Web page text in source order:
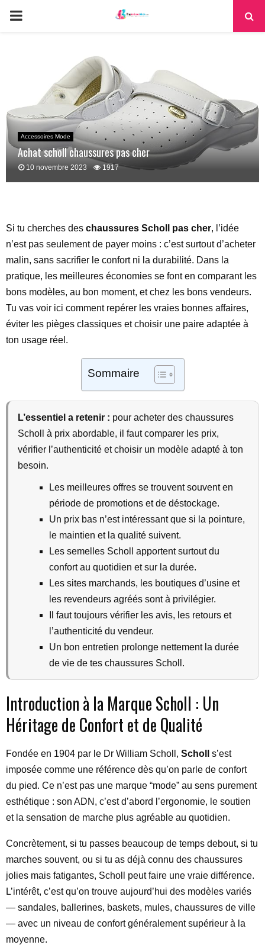
PRIMARY
Accessoires Mode
Achat scholl chaussures pas cher
10 novembre 2023 1917
Si tu cherches des chaussures Scholl pas cher, l’idée
n’est pas seulement de payer moins : c’est surtout d’acheter
malin, sans sacrifier le confort ni la durabilité. Dans la
pratique, les meilleures économies se font en comparant les
bons modèles, au bon moment, et chez les bons vendeurs.
Tu vas voir ici comment repérer les vraies bonnes affaires,
éviter les pièges classiques et choisir une paire adaptée à
ton usage réel.
Sommaire
L’essentiel a retenir : pour acheter des chaussures
Scholl à prix abordable, il faut comparer les prix,
vérifier l’authenticité et choisir un modèle adapté à ton
besoin.
Les meilleures offres se trouvent souvent en
période de promotions et de déstockage.
Un prix bas n’est intéressant que si la pointure,
le maintien et la qualité suivent.
Les semelles Scholl apportent surtout du
confort au quotidien et sur la durée.
Les sites marchands, les boutiques d’usine et
les revendeurs agréés sont à privilégier.
Il faut toujours vérifier les avis, les retours et
l’authenticité du vendeur.
Un bon entretien prolonge nettement la durée
de vie de tes chaussures Scholl.
Introduction à la Marque Scholl : Un
Héritage de Confort et de Qualité
Fondée en 1904 par le Dr William Scholl, Scholl
s’est
imposée comme une référence dès qu’on parle de confort
du pied. Ce n’est pas une marque “mode” au sens purement
esthétique : son ADN, c’est d’abord l’ergonomie, le soutien
et la sensation de marche plus agréable au quotidien.
Concrètement, si tu passes beaucoup de temps debout, si tu
marches souvent, ou si tu as déjà connu des chaussures
jolies mais fatigantes, Scholl peut faire une vraie différence.
L’intérêt, c’est qu’on trouve aujourd’hui des modèles variés
— sandales, ballerines, baskets, mules, chaussures de ville
— avec un niveau de confort généralement supérieur à la
moyenne.